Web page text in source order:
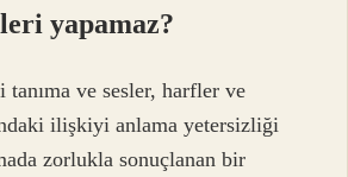
yapamaz?
tanıma ve sesler, harfler ve
ilişkiyi anlama yetersizliği
zorlukla sonuçlanan bir